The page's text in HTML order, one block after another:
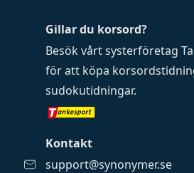
Gillar du korsord?
Besök vårt systerföretag
för att köpa
sudokutidningar.
Kontakt
support@synonymer.se